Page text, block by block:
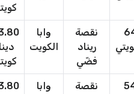
نقصة
ريناد
فضّي
وابا
الكويت
نقصة
وابا